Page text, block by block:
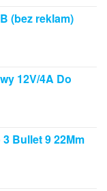
(bez reklam)
12V/4A Do
Bullet 9 22Mm